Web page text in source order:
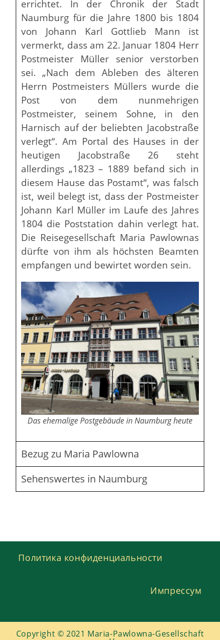
errichtet. In der Chronik der Stadt
Naumburg für die Jahre 1800 bis 1804
von Johann Karl Gottlieb Mann ist
vermerkt, dass am 22. Januar 1804 Herr
Postmeister Müller senior verstorben
sei. „Nach dem Ableben des älteren
Herrn Postmeisters Müllers wurde die
Post von dem nunmehrigen
Postmeister, seinem Sohne, in den
Harnisch auf der beliebten Jacobstraße
verlegt“. Am Portal des Hauses in der
heutigen Jacobstraße 26 steht
allerdings „1823 – 1889 befand sich in
diesem Hause das Postamt“, was falsch
ist, weil belegt ist, dass der Postmeister
Johann Karl Müller im Laufe des Jahres
1804 die Poststation dahin verlegt hat.
Die Reisegesellschaft Maria Pawlownas
dürfte von ihm als höchsten Beamten
empfangen und bewirtet worden sein.
Das ehemalige Postgebäude in Naumburg heute
Bezug zu Maria Pawlowna
Sehenswertes in Naumburg
Политика конфиденциальности
Импрессум
Copyright © 2021 Maria-Pawlowna-Gesellschaft